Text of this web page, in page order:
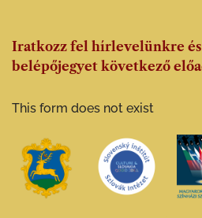
Iratkozz fel hírlevelünkre
belépőjegyet következő
This form does not exist